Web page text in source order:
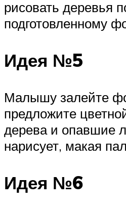
рисовать деревья
подготовленному
Идея №5
Малышу залейте
предложите
дерева и опавшие
нарисует, макая
Идея №6